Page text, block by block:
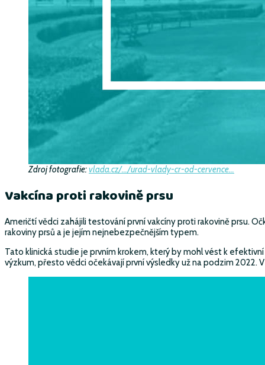
Zdroj fotografie:vlada.cz/…/urad-vlady-cr-od-cervence…
Vakcína proti rakovině prsu
Američtí vědci zahájili testování první vakcíny proti rakovině prsu.
rakoviny prsů a je jejím nejnebezpečnějším typem.
Tato klinická studie je prvním krokem, který by mohl vést k
výzkum, přesto vědci očekávají první výsledky už na podzim 2022.